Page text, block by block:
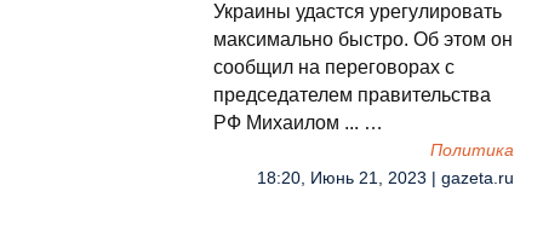
Украины удастся урегулировать
максимально быстро. Об этом он
сообщил на переговорах с
председателем правительства
РФ Михаилом ... …
Политика
18:20, Июнь 21, 2023 | gazeta.ru